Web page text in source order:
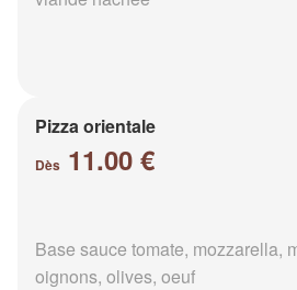
Pizza orientale
Dès 11.00 €
Base sauce tomate, mozzarella,
oignons, olives, oeuf